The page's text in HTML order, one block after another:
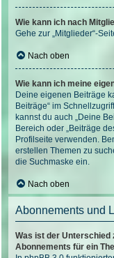
Wie kann ich nach
Gehe zur „Mitglieder“-
Nach oben
Wie kann ich meine
Deine eigenen Beiträge
Beiträge“ im
kannst du auch „Deine
Bereich oder „Beiträge
Profilseite verwenden.
erstellen Themen zu
die Suchmaske ein.
Nach oben
Abonnements und
Was ist der Unterschied
Abonnements für ein